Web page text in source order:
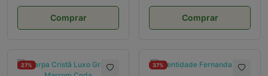
Comprar Comprar
27% 37%